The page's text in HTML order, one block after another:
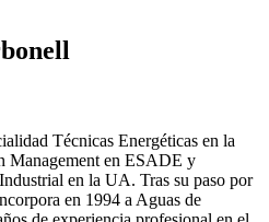
Técnicas Energéticas en la
Management en ESADE y
en la UA. Tras su paso por
en 1994 a Aguas de